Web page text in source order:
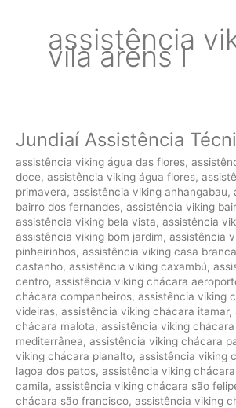
assistência
vila arens I
Jundiaí Assistência
assistência viking água das flores,
doce, assistência viking água flores,
primavera, assistência viking anhangabau,
bairro dos fernandes, assistência viking
assistência viking bela vista, assistência
assistência viking bom jardim, assistência
pinheirinhos, assistência viking casa branca
castanho, assistência viking caxambú,
centro, assistência viking chácara
chácara companheiros, assistência viking
videiras, assistência viking chácara itamar,
chácara malota, assistência viking
mediterrânea, assistência viking chácara
viking chácara planalto, assistência viking
lagoa dos patos, assistência viking
camila, assistência viking chácara são
chácara são francisco, assistência viking